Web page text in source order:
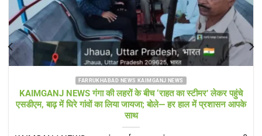
FARRUKHABAD NEWS UTTAR PRADESH
Farrukhabad news बाढ़ राहत शिविर में ‘हेल्थ अलर्ट’! सीएमओ खुद पहुंचे,
डॉक्टरों की टीम और एम्बुलेंस 24 घंटे तैनात
Farrukhabad news डीएम के निरीक्षण के बाद स्वास्थ्य विभाग एक्शन मोड